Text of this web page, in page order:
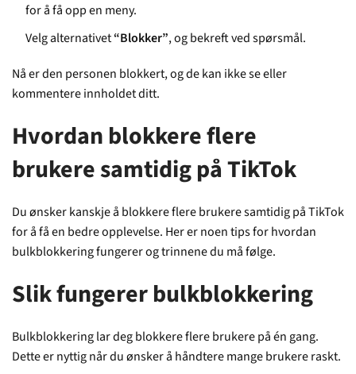
for å få opp en meny.
Velg alternativet“Blokker”, og bekreft ved spørsmål.
Nå er den personen blokkert, og de kan ikke se eller
kommentere innholdet ditt.
Hvordan blokkere flere
brukere samtidig på TikTok
Du ønsker kanskje å blokkere flere brukere samtidig på TikTok
for å få en bedre opplevelse. Her er noen tips for hvordan
bulkblokkering fungerer og trinnene du må følge.
Slik fungerer bulkblokkering
Bulkblokkering lar deg blokkere flere brukere på én gang.
Dette er nyttig når du ønsker å håndtere mange brukere raskt.